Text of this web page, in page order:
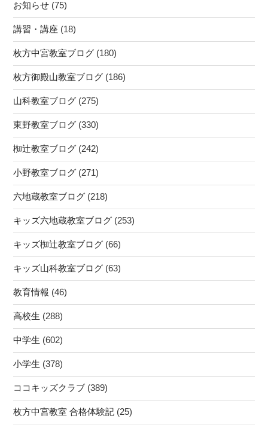
教
室
＠
山
科
教
室”
の
ン
お知らせ (75)
講習・講座 (18)
枚方中宮教室ブログ (180)
枚方御殿山教室ブログ (186)
山科教室ブログ (275)
東野教室ブログ (330)
椥辻教室ブログ (242)
小野教室ブログ (271)
六地蔵教室ブログ (218)
キッズ六地蔵教室ブログ (253)
キッズ椥辻教室ブログ (66)
キッズ山科教室ブログ (63)
教育情報 (46)
高校生 (288)
中学生 (602)
小学生 (378)
ココキッズクラブ (389)
枚方中宮教室 合格体験記 (25)